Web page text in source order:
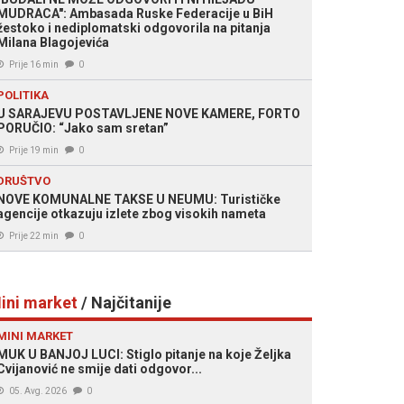
Ambasada Ruske Federacije u BiH
i nediplomatski odgovorila na pitanja
Blagojevića
Prije 16 min 0
SARAJEVU POSTAVLJENE NOVE KAMERE, FORTO
“Jako sam sretan”
Prije 19 min 0
KOMUNALNE TAKSE U NEUMU: Turističke
otkazuju izlete zbog visokih nameta
Prije 22 min 0
market/ Najčitanije
MARKET
U BANJOJ LUCI: Stiglo pitanje na koje Željka
ne smije dati odgovor...
05. Avg. 2026 0